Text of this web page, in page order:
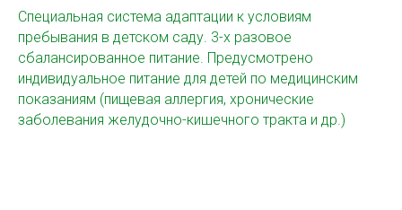
Специальная система адаптации к условиям
пребывания в детском саду. 3-х разовое
сбалансированное питание. Предусмотрено
индивидуальное питание для детей по медицинским
показаниям (пищевая аллергия, хронические
заболевания желудочно-кишечного тракта и др.)